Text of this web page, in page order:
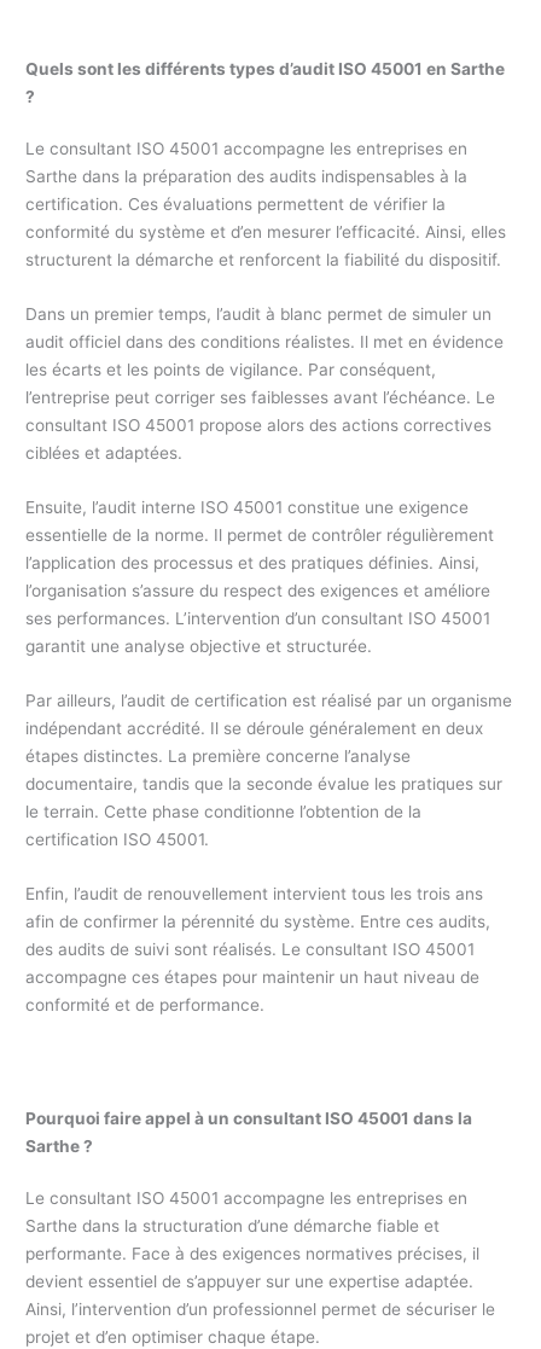
Quels sont les différents types d’audit ISO 45001 en Sarthe
?
Le consultant ISO 45001 accompagne les entreprises en
Sarthe dans la préparation des audits indispensables à la
certification. Ces évaluations permettent de vérifier la
conformité du système et d’en mesurer l’efficacité. Ainsi, elles
structurent la démarche et renforcent la fiabilité du dispositif.
Dans un premier temps, l’audit à blanc permet de simuler un
audit officiel dans des conditions réalistes. Il met en évidence
les écarts et les points de vigilance. Par conséquent,
l’entreprise peut corriger ses faiblesses avant l’échéance. Le
consultant ISO 45001 propose alors des actions correctives
ciblées et adaptées.
Ensuite, l’audit interne ISO 45001 constitue une exigence
essentielle de la norme. Il permet de contrôler régulièrement
l’application des processus et des pratiques définies. Ainsi,
l’organisation s’assure du respect des exigences et améliore
ses performances. L’intervention d’un consultant ISO 45001
garantit une analyse objective et structurée.
Par ailleurs, l’audit de certification est réalisé par un organisme
indépendant accrédité. Il se déroule généralement en deux
étapes distinctes. La première concerne l’analyse
documentaire, tandis que la seconde évalue les pratiques sur
le terrain. Cette phase conditionne l’obtention de la
certification ISO 45001.
Enfin, l’audit de renouvellement intervient tous les trois ans
afin de confirmer la pérennité du système. Entre ces audits,
des audits de suivi sont réalisés. Le consultant ISO 45001
accompagne ces étapes pour maintenir un haut niveau de
conformité et de performance.
Pourquoi faire appel à un consultant ISO 45001 dans la
Sarthe ?
Le consultant ISO 45001 accompagne les entreprises en
Sarthe dans la structuration d’une démarche fiable et
performante. Face à des exigences normatives précises, il
devient essentiel de s’appuyer sur une expertise adaptée.
Ainsi, l’intervention d’un professionnel permet de sécuriser le
projet et d’en optimiser chaque étape.